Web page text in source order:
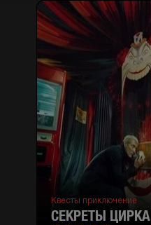
Квесты приключение
СЕКРЕТЫ ЦИРКА